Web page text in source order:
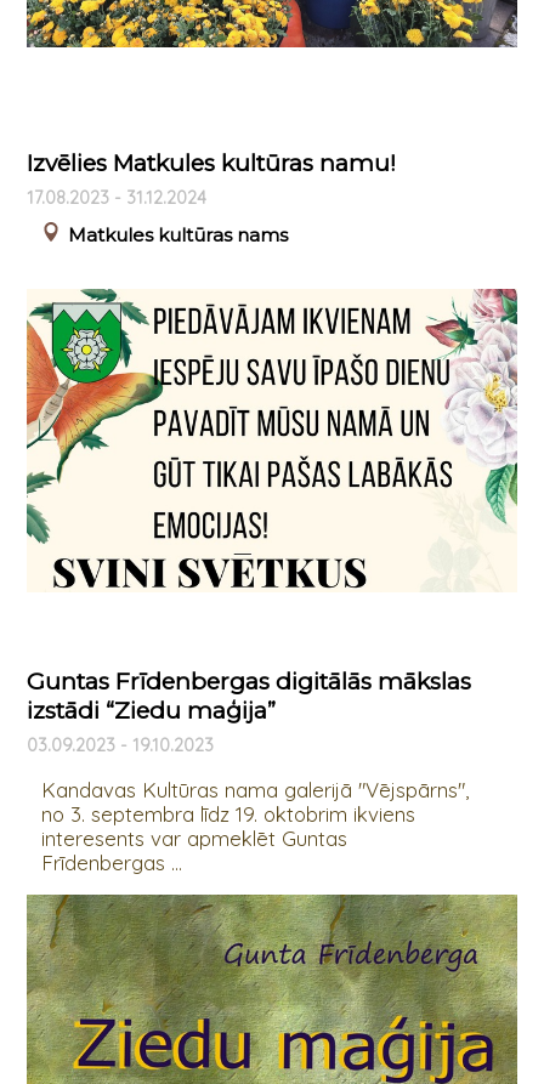
Izvēlies Matkules kultūras namu!
17.08.2023 - 31.12.2024
Matkules kultūras nams
Guntas Frīdenbergas digitālās mākslas
izstādi “Ziedu maģija”
03.09.2023 - 19.10.2023
Kandavas Kultūras nama galerijā "Vējspārns",
no 3. septembra līdz 19. oktobrim ikviens
interesents var apmeklēt Guntas
Frīdenbergas ...